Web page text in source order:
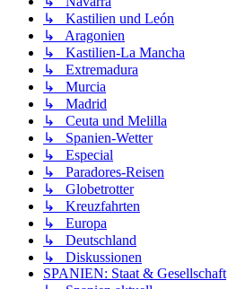
↳ Kastilien und León
↳ Aragonien
↳ Kastilien-La Mancha
↳ Extremadura
↳ Murcia
↳ Madrid
↳ Ceuta und Melilla
↳ Spanien-Wetter
↳ Especial
↳ Paradores-Reisen
↳ Globetrotter
↳ Kreuzfahrten
↳ Europa
↳ Deutschland
↳ Diskussionen
SPANIEN: Staat & Gesellschaft